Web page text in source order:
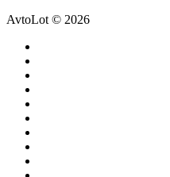
AvtoLot © 2026